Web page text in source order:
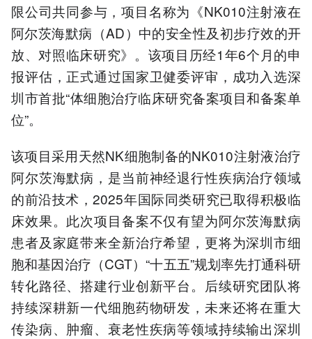
限公司共同参与，项目名称为《NK010注射液在
阿尔茨海默病（AD）中的安全性及初步疗效的开
放、对照临床研究》。该项目历经1年6个月的申
报评估，正式通过国家卫健委评审，成功入选深
圳市首批“体细胞治疗临床研究备案项目和备案单
位”。
该项目采用天然NK细胞制备的NK010注射液治疗
阿尔茨海默病，是当前神经退行性疾病治疗领域
的前沿技术，2025年国际同类研究已取得积极临
床效果。此次项目备案不仅有望为阿尔茨海默病
患者及家庭带来全新治疗希望，更将为深圳市细
胞和基因治疗（CGT）“十五五”规划率先打通科研
转化路径、搭建行业创新平台。后续研究团队将
持续深耕新一代细胞药物研发，未来还将在重大
传染病、肿瘤、衰老性疾病等领域持续输出深圳